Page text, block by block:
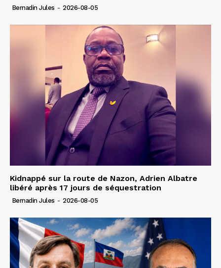
Bernadin Jules - 2026-08-05
Kidnappé sur la route de Nazon, Adrien Albatre
libéré après 17 jours de séquestration
Bernadin Jules - 2026-08-05